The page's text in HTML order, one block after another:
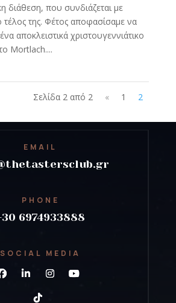
διάθεση, που συνδιάζεται με
τέλος της. Φέτος αποφασίσαμε να
αποκλειστικά χριστουγεννιάτικο
Mortlach....
Σελίδα 2 από 2 « 1 2
EMAIL
PHONE
6974933888
SOCIAL MEDIA